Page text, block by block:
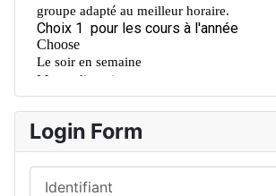
Login Form